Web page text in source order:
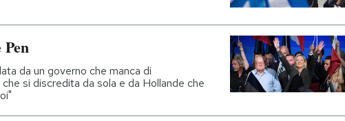
da un governo che manca di
si discredita da sola e da Hollande che